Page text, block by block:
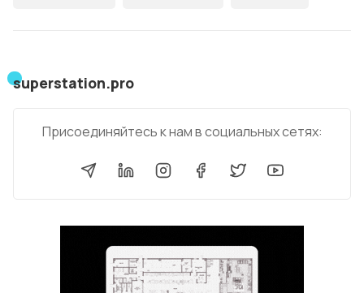
superstation.pro
Присоединяйтесь к нам в социальных сетях: